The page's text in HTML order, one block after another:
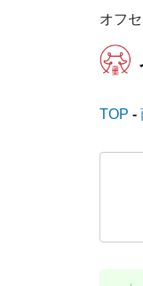
オフ
TOP